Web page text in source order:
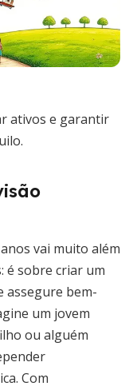
ativos e garantir
vai muito além
é sobre criar um
assegure bem-
um jovem
ou alguém
Com